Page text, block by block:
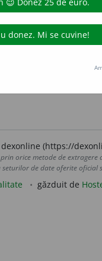
înțelegător
(https://
orice metode de
de date oferite oficial
găzduit de